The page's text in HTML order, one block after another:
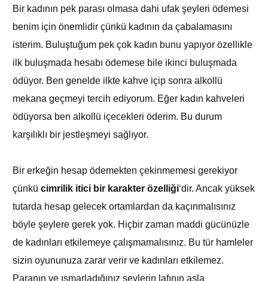
Bir kadının pek parası olmasa dahi ufak şeyleri ödemesi
benim için önemlidir çünkü kadının da çabalamasını
isterim. Buluştuğum pek çok kadın bunu yapıyor özellikle
ilk buluşmada hesabı ödemese bile ikinci buluşmada
ödüyor. Ben genelde ilkte kahve içip sonra alkollü
mekana geçmeyi tercih ediyorum. Eğer kadın kahveleri
ödüyorsa ben alkollü içecekleri öderim. Bu durum
karşılıklı bir jestleşmeyi sağlıyor.
Bir erkeğin hesap ödemekten çekinmemesi gerekiyor
çünkücimrilik itici bir karakter özelliği‘dir. Ancak yüksek
tutarda hesap gelecek ortamlardan da kaçınmalısınız
böyle şeylere gerek yok. Hiçbir zaman maddi gücünüzle
de kadınları etkilemeye çalışmamalısınız. Bu tür hamleler
sizin oyununuza zarar verir ve kadınları etkilemez.
Paranın ve ısmarladığınız şeylerin lafının asla